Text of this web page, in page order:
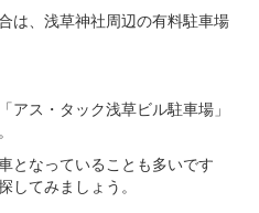
は、浅草神社周辺の有料駐車場
アス・タック浅草ビル駐車場」
となっていることも多いです
してみましょう。